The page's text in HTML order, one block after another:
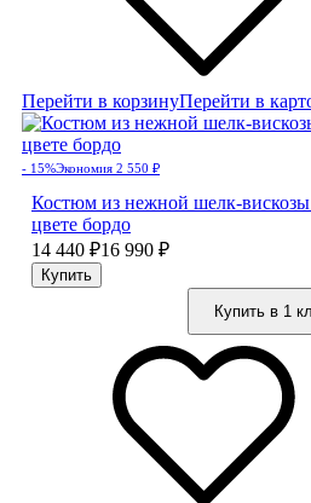
Перейти в корзинуПерейти в
- 15%Экономия 2 550 ₽
Костюм из нежной шелк-
цвете бордо
14 440 ₽16 990 ₽
Купить в 1